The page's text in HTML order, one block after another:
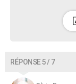
RÉPONSE 5 / 7